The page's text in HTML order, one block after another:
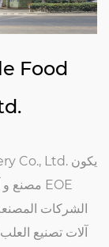
Food
Zhejiang Golden Eagle Food Machinery Co., Ltd. يكون
الصين آلة صنع غطاء EOE مصنع و
الشركات
آلات تصنيع